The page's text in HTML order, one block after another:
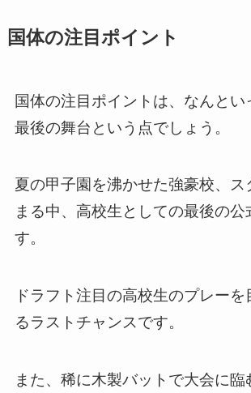
国体の注目ポイント
国体の注目ポイントは、なんとい
最後の舞台という点でしょう。
夏の甲子園を沸かせた強豪校、ス
まる中、高校生としての最後の公
す。
ドラフト注目の高校生のプレー
るラストチャンスです。
また、稀に木製バットで大会に